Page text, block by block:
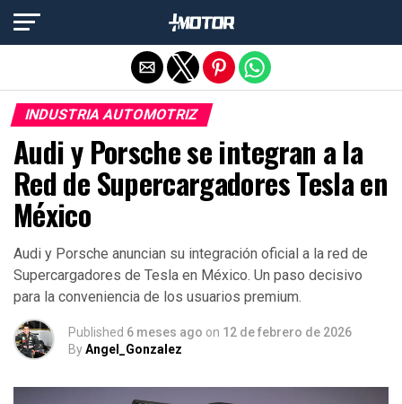
INDUSTRIA AUTOMOTRIZ
Audi y Porsche se integran a la
Red de Supercargadores Tesla en
México
Audi y Porsche anuncian su integración oficial a la red de
Supercargadores de Tesla en México. Un paso decisivo
para la conveniencia de los usuarios premium.
Published 6 meses ago on 12 de febrero de 2026
ByAngel_Gonzalez
Salir de la versión móvil